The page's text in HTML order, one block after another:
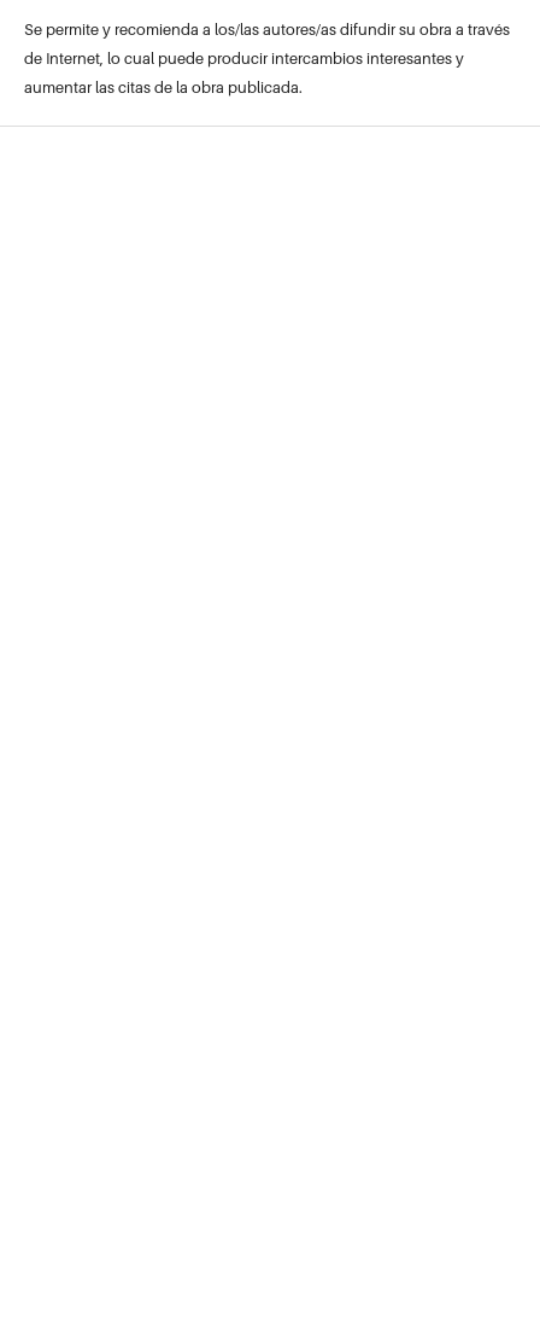
Se permite y recomienda a los/las autores/as difundir su obra a través
de Internet, lo cual puede producir intercambios interesantes y
aumentar las citas de la obra publicada.